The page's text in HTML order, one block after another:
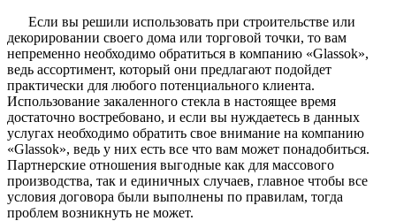
Если вы решили использовать при строительстве или
декорировании своего дома или торговой точки, то вам
непременно необходимо обратиться в компанию «Glassok»,
ведь ассортимент, который они предлагают подойдет
практически для любого потенциального клиента.
Использование закаленного стекла в настоящее время
достаточно востребовано, и если вы нуждаетесь в данных
услугах необходимо обратить свое внимание на компанию
«Glassok», ведь у них есть все что вам может понадобиться.
Партнерские отношения выгодные как для массового
производства, так и единичных случаев, главное чтобы все
условия договора были выполнены по правилам, тогда
проблем возникнуть не может.